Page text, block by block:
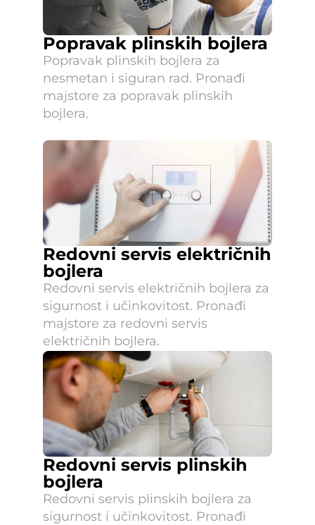
Popravak plinskih bojlera
Popravak plinskih bojlera za
nesmetan i siguran rad. Pronađi
majstore za popravak plinskih
bojlera.
Redovni servis električnih
bojlera
Redovni servis električnih bojlera za
sigurnost i učinkovitost. Pronađi
majstore za redovni servis
električnih bojlera.
Redovni servis plinskih
bojlera
Redovni servis plinskih bojlera za
sigurnost i učinkovitost. Pronađi